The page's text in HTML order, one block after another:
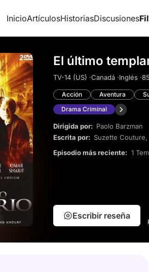
InicioArtículosHistoriasDiscusiones
El último
TV-14 (US) ·Canadá ·Inglés ·
Acción Aventura
Drama Criminal
Dirigida por: Paolo Barzman
Escrita por: Suzette Couture,
Episodio más reciente: 1
Escribir reseña